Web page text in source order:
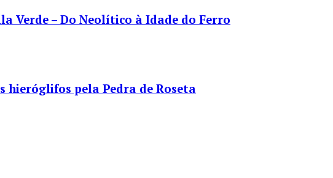
Verde – Do Neolítico à Idade do Ferro
hieróglifos pela Pedra de Roseta